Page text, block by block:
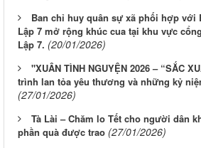
Ban chỉ huy quân sự xã phối hợp với
Lập 7 mở rộng khúc cua tại khu vực
Lập 7. (20/01/2026)
"XUÂN TÌNH NGUYỆN 2026 – “SẮC
trình lan tỏa yêu thương và những kỷ
(27/01/2026)
Tà Lài – Chăm lo Tết cho người dân
phần quà được trao (27/01/2026)